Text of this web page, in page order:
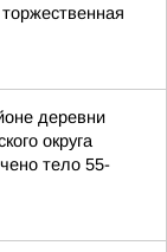
деревни
округа
тело 55-